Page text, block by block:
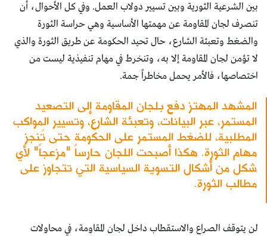
بين الشرعية الثورية وبين تسيير دولاب العمل. وفي كل الأحوال، أن
تنصرف لجان المقاومة عن مهمتها الأساسية وهي حراسة الثورة
والضغط وتعبئة الشارع، حال تحيد الحكومة عن طريق الثورة والذي
لا تؤمن لجان المقاومة إلا به، وتنخرط في مهام تنفيذية ليست من
اختصاصها، فالأمر يحمل مخاطراً جمة.
المشهد المهتز دفع بلجان المقاومة إلى التصعيد
المستمر، عبر البيانات، وتعبئة الشارع، وتسيير المواكب
المطلبية، للضغط المستمر على الحكومة حتى تُنجز
مهام الثورة. هكذا أصبحت اللجان حارساً "مزعجاً" لأي
شكل من أشكال التسوية السياسية التي تتجاوز على
مطالب الثورة.
لن يتوقف الصراع والاستقطاب داخل لجان المقاومة، في محاولات